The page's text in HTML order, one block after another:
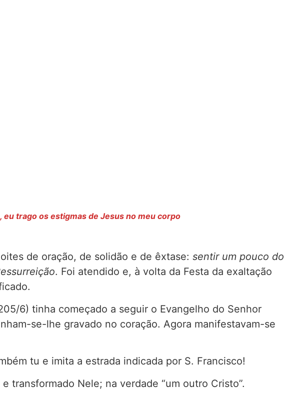
eu trago os estigmas de Jesus no meu corpo
de oração, de solidão e de êxtase: sentir um pouco do
. Foi atendido e, à volta da Festa da exaltação
6) tinha começado a seguir o Evangelho do Senhor
se-lhe gravado no coração. Agora manifestavam-se
tu e imita a estrada indicada por S. Francisco!
transformado Nele; na verdade “um outro Cristo”.